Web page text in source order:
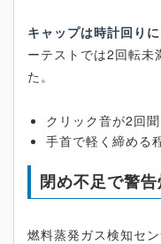
キャップは時計回り
ーテストでは2回転未
た。
クリック音が2回
手首で軽く締める
閉め不足で警
燃料蒸発ガス検知セ